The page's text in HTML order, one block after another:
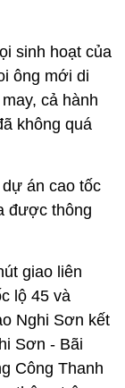
sinh hoạt của
ông mới di
cả hành
không quá
án cao tốc
được thông
giao liên
lộ 45 và
Nghi Sơn kết
Sơn - Bãi
Công Thanh